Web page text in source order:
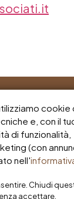
cookie
e, con il
di funzionalità,
(con
nell'
Chiudi
accettare.